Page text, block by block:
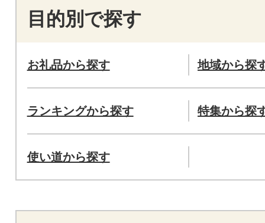
目的別で探す
お礼品から探す 地域から探
ランキングから探す 特集から探
使い道から探す